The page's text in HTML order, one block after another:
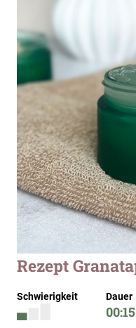
springen
Zum
Anfang
Bildergalerie
springen
Rezept
Schwierigkeit Dauer
00:15